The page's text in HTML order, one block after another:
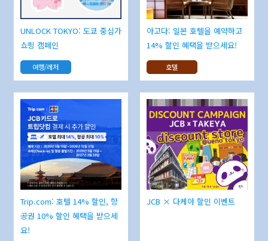
UNLOCK TOKYO: 도쿄 중심가
쇼핑 캠페인
여행/레저
아고다: 일본 호텔을 예약하고
14% 할인 혜택을 받으세요!
호텔
Trip.com: 호텔 14% 할인, 항
공권 10% 할인 혜택을 받으세
요!
JCB × 다케야 할인 이벤트